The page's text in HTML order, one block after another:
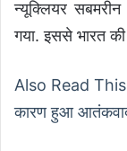
न्यूक्लियर
गया. इससे भारत
Also Read
कारण हुआ आतंकवाद